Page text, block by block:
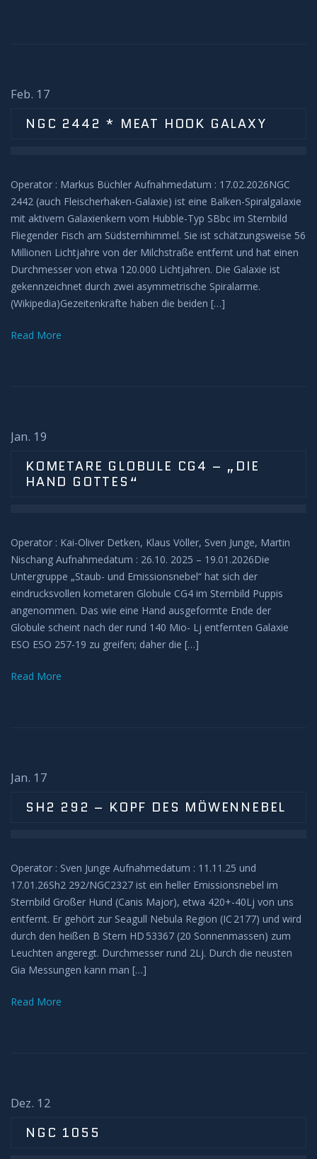
Feb. 17
NGC 2442 * MEAT HOOK GALAXY
Operator : Markus Büchler Aufnahmedatum : 17.02.2026NGC
2442 (auch Fleischerhaken-Galaxie) ist eine Balken-Spiralgalaxie
mit aktivem Galaxienkern vom Hubble-Typ SBbc im Sternbild
Fliegender Fisch am Südsternhimmel. Sie ist schätzungsweise 56
Millionen Lichtjahre von der Milchstraße entfernt und hat einen
Durchmesser von etwa 120.000 Lichtjahren. Die Galaxie ist
gekennzeichnet durch zwei asymmetrische Spiralarme.
(Wikipedia)Gezeitenkräfte haben die beiden […]
Read More
Jan. 19
KOMETARE GLOBULE CG4 – „DIE
HAND GOTTES“
Operator : Kai-Oliver Detken, Klaus Völler, Sven Junge, Martin
Nischang Aufnahmedatum : 26.10. 2025 – 19.01.2026Die
Untergruppe „Staub- und Emissionsnebel“ hat sich der
eindrucksvollen kometaren Globule CG4 im Sternbild Puppis
angenommen. Das wie eine Hand ausgeformte Ende der
Globule scheint nach der rund 140 Mio- Lj entfernten Galaxie
ESO ESO 257-19 zu greifen; daher die […]
Read More
Jan. 17
SH2 292 – KOPF DES MÖWENNEBEL
Operator : Sven Junge Aufnahmedatum : 11.11.25 und
17.01.26Sh2 292/NGC2327 ist ein heller Emissionsnebel im
Sternbild Großer Hund (Canis Major), etwa 420+-40Lj von uns
entfernt. Er gehört zur Seagull Nebula Region (IC 2177) und wird
durch den heißen B Stern HD 53367 (20 Sonnenmassen) zum
Leuchten angeregt. Durchmesser rund 2Lj. Durch die neusten
Gia Messungen kann man […]
Read More
Dez. 12
NGC 1055